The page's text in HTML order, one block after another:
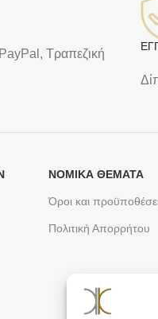
Τραπεζική
ΝΟΜΙΚΆ ΘΈΜΑΤΑ
Όροι και
Πολιτική Απορρήτου